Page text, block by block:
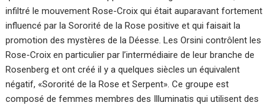
infiltré le mouvement Rose-Croix qui était auparavant fortement
influencé par la Sororité de la Rose positive et qui faisait la
promotion des mystères de la Déesse. Les Orsini contrôlent les
Rose-Croix en particulier par l’intermédiaire de leur branche de
Rosenberg et ont créé il y a quelques siècles un équivalent
négatif, «Sororité de la Rose et Serpent». Ce groupe est
composé de femmes membres des Illuminatis qui utilisent des